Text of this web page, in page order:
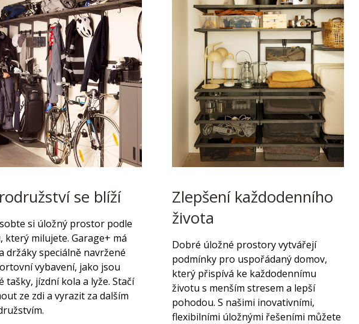
se blíží
si úložný prostor podle
který milujete. Garage+ má
držáky speciálně navržené
vybavení, jako jsou
tašky, jízdní kola a lyže. Stačí
ze zdi a vyrazit za dalším
Zlepšení každodenního
života
Dobré úložné prostory vytvářejí
podmínky pro uspořádaný domov,
který přispívá ke každodennímu
životu s menším stresem a lepší
pohodou. S našimi inovativními,
flexibilními úložnými řešeními můžete